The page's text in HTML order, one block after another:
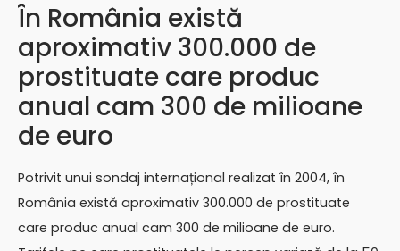
În România există
aproximativ 300.000 de
prostituate care produc
anual cam 300 de milioane
de euro
Potrivit unui sondaj internațional realizat în 2004, în
România există aproximativ 300.000 de prostituate
care produc anual cam 300 de milioane de euro.